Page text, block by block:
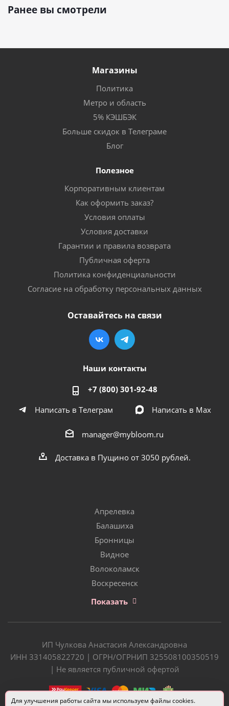
Ранее вы смотрели
Магазины
Политика
Метро и область
5% КЭШБЭК
Больше скидок в Телеграме
Блог
Полезное
Корпоративным клиентам
Как оформить заказ?
Условия оплаты
Условия доставки
Гарантии и правила возврата
Публичная оферта
Политика конфиденциальности
Согласие на обработку персональных данных
Оставайтесь на связи
Наши контакты
+7 (800) 301-92-48
Написать в Телеграм
Написать в Мах
manager@mybloom.ru
Доставка в Пущино от 3050 рублей.
Апрелевка
Балашиха
Бронницы
Видное
Волоколамск
Воскресенск
Показать
ИП Чулкова Анастасия Александровна
ИНН 331405822720 | ОГРН/ОГРНИП 325508100350519
| Не является публичной офертой
Для улучшения работы сайта мы используем файлы cookies.